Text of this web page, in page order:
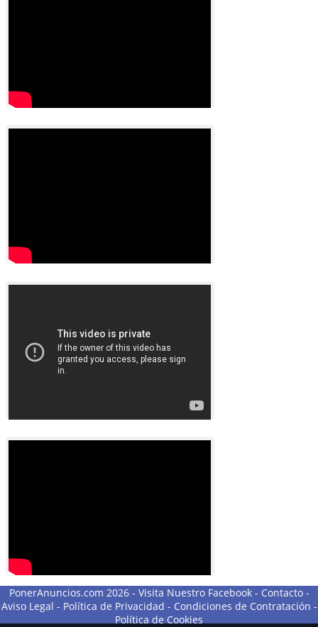
PonerAnuncios.com 2026 - Visita Nuestro Facebook- Contacto-
Aviso Legal - Política de Privacidad - Condiciones de Contratación -
Política de Cookies